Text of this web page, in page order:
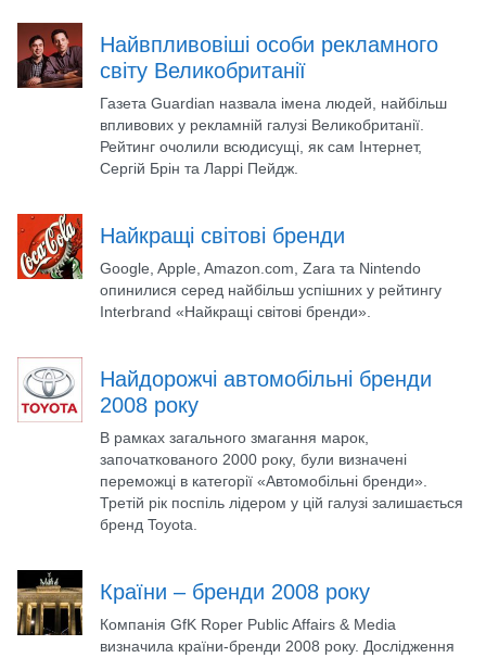
Найвпливовіші особи рекламного
світу Великобританії
Газета Guardian назвала імена людей, найбільш
впливових у рекламній галузі Великобританії.
Рейтинг очолили всюдисущі, як сам Інтернет,
Сергій Брін та Ларрі Пейдж.
Найкращі світові бренди
Google, Apple, Amazon.com, Zara та Nintendo
опинилися серед найбільш успішних у рейтингу
Interbrand «Найкращі світові бренди».
Найдорожчі автомобільні бренди
2008 року
В рамках загального змагання марок,
започаткованого 2000 року, були визначені
переможці в категорії «Автомобільні бренди».
Третій рік поспіль лідером у цій галузі залишається
бренд Toyota.
Країни – бренди 2008 року
Компанія GfK Roper Public Affairs & Media
визначила країни-бренди 2008 року. Дослідження